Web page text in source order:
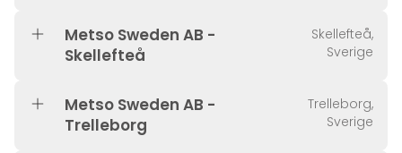
Metso Sweden AB -
Skellefteå
Skellefteå,
Sverige
Metso Sweden AB -
Trelleborg
Trelleborg,
Sverige